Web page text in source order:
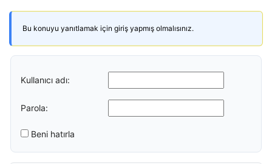
Bu konuyu yanıtlamak için giriş yapmış olmalısınız.
Kullanıcı adı:
Parola:
Beni hatırla